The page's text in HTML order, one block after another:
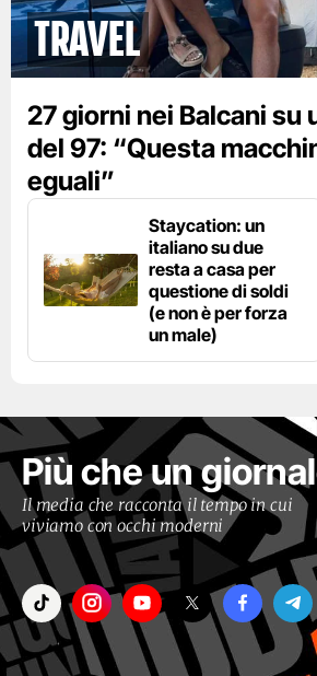
Travel
27 giorni nei Balcani su
del 97: “Questa
eguali”
Staycation: un
italiano su due
resta a casa per
questione di soldi
(e non è per forza
un male)
Più che un
Il media che racconta il tempo in cui
viviamo con occhi moderni